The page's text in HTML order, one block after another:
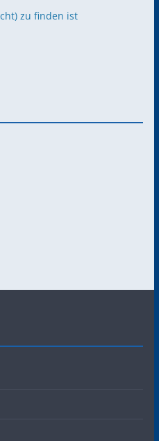
zu finden ist